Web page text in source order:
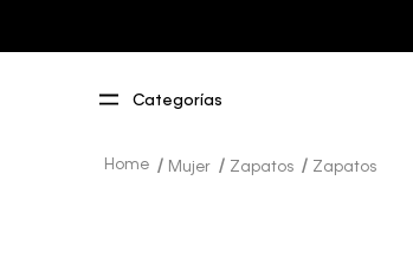
Mujer Zapatos Zapatos